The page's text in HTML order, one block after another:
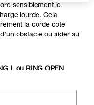
sensiblement le
lourde. Cela
la corde côté
obstacle ou aider au
L ou RING OPEN